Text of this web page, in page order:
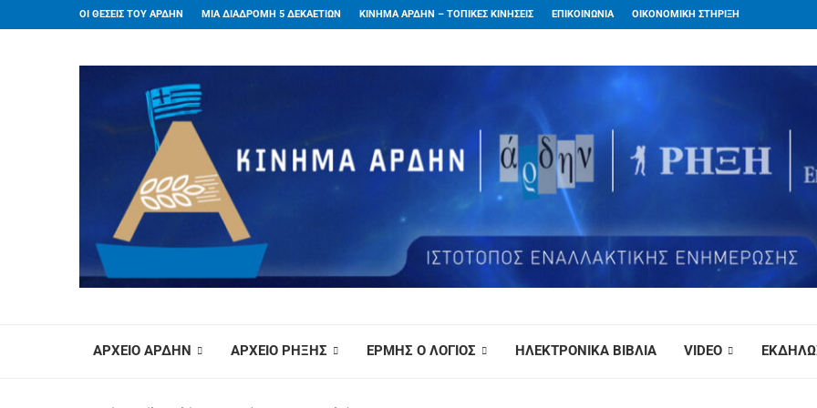
ΟΙ ΘΕΣΕΙΣ ΤΟΥ ΑΡΔΗΝ ΜΙΑ ΔΙΑΔΡΟΜΗ 5 ΔΕΚΑΕΤΙΩΝ ΚΙΝΗΜΑ ΑΡΔΗΝ – ΤΟΠΙΚΕΣ ΚΙΝΗΣΕΙΣ ΕΠΙΚΟΙΝΩΝΙΑ ΟΙΚΟΝΟΜΙΚΗ ΣΤΗΡΙΞΗ
ΑΡΧΕΙΟ ΑΡΔΗΝ ΑΡΧΕΙΟ ΡΗΞΗΣ ΕΡΜΗΣ Ο ΛΟΓΙΟΣ ΗΛΕΚΤΡΟΝΙΚΑ ΒΙΒΛΙΑ VIDEO